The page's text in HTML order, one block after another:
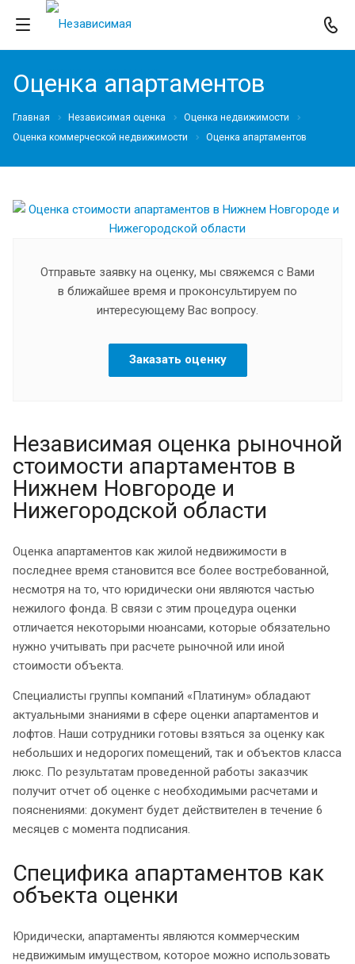
Оценка апартаментов
Главная Независимая оценка
Оценка недвижимости
Оценка коммерческой недвижимости
Оценка апартаментов
Отправьте заявку на оценку, мы свяжемся с Вами
в ближайшее время и проконсультируем по
интересующему Вас вопросу.
Заказать оценку
Независимая оценка рыночной
стоимости апартаментов в
Нижнем Новгороде и
Нижегородской области
Оценка апартаментов как жилой недвижимости в
последнее время становится все более востребованной,
несмотря на то, что юридически они являются частью
нежилого фонда. В связи с этим процедура оценки
отличается некоторыми нюансами, которые обязательно
нужно учитывать при расчете рыночной или иной
стоимости объекта.
Специалисты группы компаний «Платинум» обладают
актуальными знаниями в сфере оценки апартаментов и
лофтов. Наши сотрудники готовы взяться за оценку как
небольших и недорогих помещений, так и объектов класса
люкс. По результатам проведенной работы заказчик
получит отчет об оценке с необходимыми расчетами и
пояснениями: документ будет действителен в течение 6
месяцев с момента подписания.
Специфика апартаментов как
объекта оценки
Юридически, апартаменты являются коммерческим
недвижимым имуществом, которое можно использовать